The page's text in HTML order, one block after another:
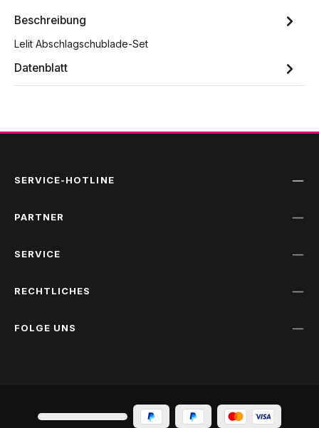
Beschreibung
Lelit Abschlagschublade-Set
Datenblatt
SERVICE-HOTLINE
PARTNER
SERVICE
RECHTLICHES
FOLGE UNS